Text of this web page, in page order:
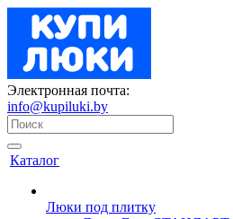
Электронная почта:
info@kupiluki.by
Каталог
Люки под плитку